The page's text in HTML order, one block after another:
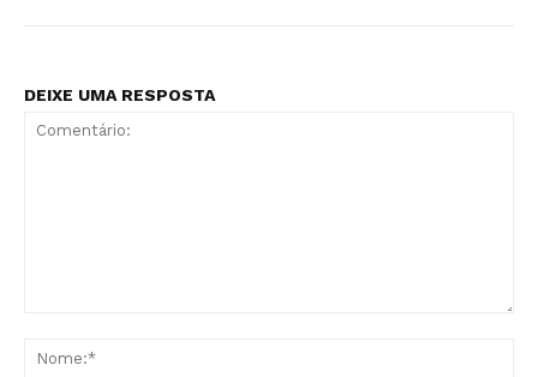
DEIXE UMA RESPOSTA